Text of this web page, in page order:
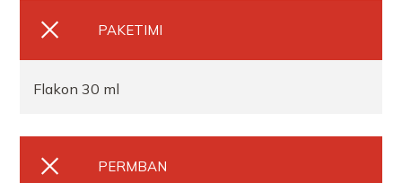
PAKETIMI
Flakon 30 ml
PERMBAN